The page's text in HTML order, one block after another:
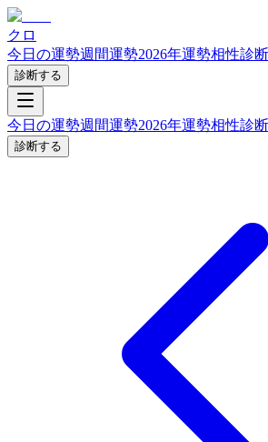
クロ
今日の運勢週間運勢2026年運勢相性診断
診断する
今日の運勢週間運勢2026年運勢相性診断
診断する